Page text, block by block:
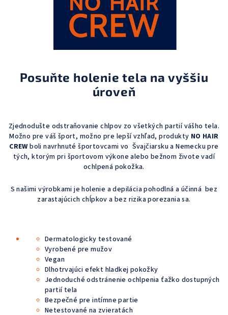
Posuňte holenie tela na vyššiu
úroveň
Zjednodušte odstraňovanie chlpov zo všetkých partií vášho tela.
Možno pre váš šport, možno pre lepší vzhľad, produkty NO HAIR
CREWboli navrhnuté športovcami vo Švajčiarsku a Nemecku pre
tých, ktorým pri športovom výkone alebo bežnom živote vadí
ochlpená pokožka.
S našimi výrobkami je holenie a depilácia pohodlná a účinná bez
zarastajúcich chĺpkov a bez rizika porezania sa.
Dermatologicky testované
Vyrobené pre mužov
Vegan
Dlhotrvajúci efekt hladkej pokožky
Jednoduché odstránenie ochlpenia ťažko dostupných
partií tela
Bezpečné pre intímne partie
Netestované na zvieratách